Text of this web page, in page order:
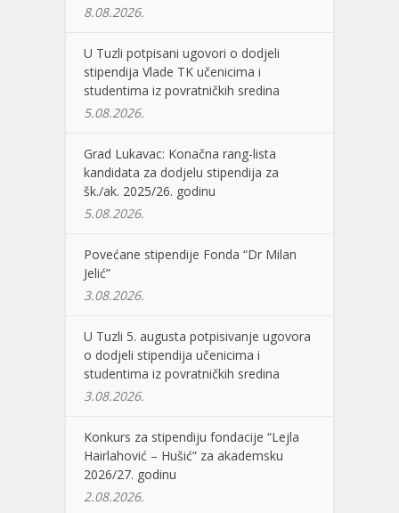
8.08.2026.
U Tuzli potpisani ugovori o dodjeli
stipendija Vlade TK učenicima i
studentima iz povratničkih sredina
5.08.2026.
Grad Lukavac: Konačna rang-lista
kandidata za dodjelu stipendija za
šk./ak. 2025/26. godinu
5.08.2026.
Povećane stipendije Fonda “Dr Milan
Jelić”
3.08.2026.
U Tuzli 5. augusta potpisivanje ugovora
o dodjeli stipendija učenicima i
studentima iz povratničkih sredina
3.08.2026.
Konkurs za stipendiju fondacije “Lejla
Hairlahović – Hušić” za akademsku
2026/27. godinu
2.08.2026.